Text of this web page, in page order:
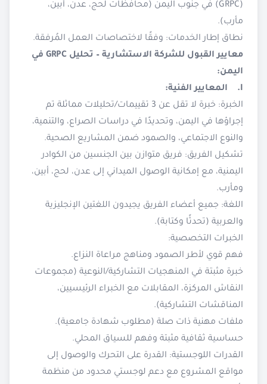
(GRPC) في جنوب اليمن (محافظات لحج، عدن، أبين،
مأرب).
نطاق إطار الخدمات: وفقًا لاختصاصات العمل المُرفقة.
معايير القبول للشركة الاستشارية – تحليل GRPC في
اليمن:
I. المعايير الفنية:
الخبرة: خبرة لا تقل عن 3 تقييمات/تحليلات مماثلة تم
إجراؤها في اليمن، وتحديدًا في دراسات الصراع، والتنمية،
والنوع الاجتماعي، والصمود ضمن المشاريع الصحية.
تشكيل الفريق: فريق متوازن بين الجنسين من الكوادر
اليمنية، مع إمكانية الوصول الميداني إلى عدن، لحج، أبين،
ومأرب.
اللغة: جميع أعضاء الفريق يجيدون اللغتين الإنجليزية
والعربية (تحدثًا وكتابة).
الخبرات التخصصية:
فهم قوي لأطر الصمود ومناهج مراعاة النزاع.
خبرة مثبتة في المنهجيات التشاركية/النوعية (مجموعات
النقاش المركزة، المقابلات مع الخبراء الرئيسيين،
المناقشات التشاركية).
ملفات مهنية ذات صلة (مطلوب شهادة جامعية).
حساسية ثقافية مثبتة وفهم للسياق المحلي.
القدرات اللوجستية: القدرة على التحرك والوصول إلى
مواقع المشروع مع دعم لوجستي محدود من منظمة